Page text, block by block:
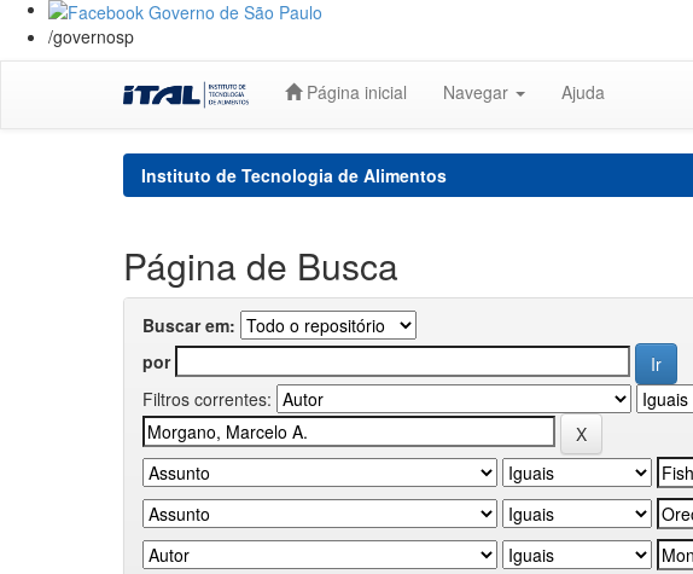
/governosp
Página inicial Navegar Ajuda
Instituto de Tecnologia de Alimentos
Página de Busca
Buscar em:
por
Filtros correntes: